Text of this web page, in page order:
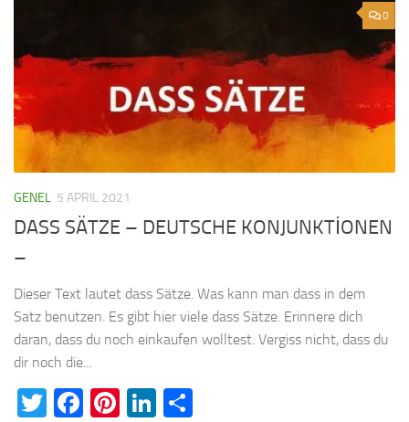
0
GENEL 5 APRIL 2021
DASS SÄTZE – DEUTSCHE KONJUNKTİONEN
–
Dieser Text lautet dass Sätze. Was kann man dass in dem
Satz benutzen. Es gibt hier viele dass Sätze. Erinnere dich
daran, dass du noch einkaufen wolltest. Vergiss nicht, dass du
dir noch die...
Twitter
Facebook
Pinterest
LinkedIn